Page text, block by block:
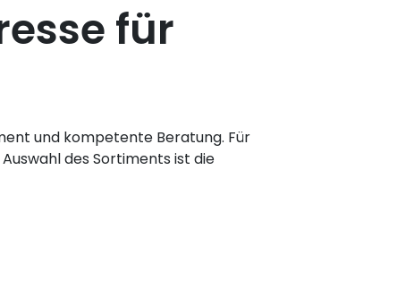
für
und kompetente Beratung. Für
des Sortiments ist die